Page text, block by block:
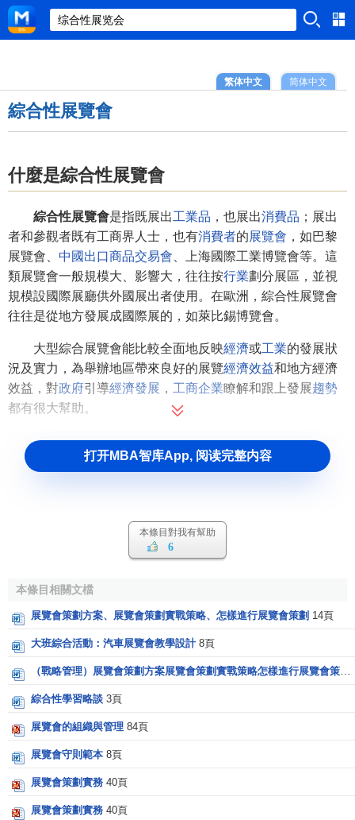
简体中文
繁体中文
綜合性展覽會
什麼是綜合性展覽會
綜合性展覽會是指既展出工業品 ，也展出消費品 ；展出
者和參觀者既有工商界人士，也有消費者的展覽會 ，如巴黎
展覽會、 中國出口商品交易會 、上海國際工業博覽會等。這
類展覽會一般規模大、影響大，往往按行業劃分展區，並視
規模設國際展廳供外國展出者使用。在歐洲，綜合性展覽會
往往是從地方發展成國際展的，如萊比錫博覽會。
大型綜合展覽會能比較全面地反映經濟或工業的發展狀
況及實力，為舉辦地區帶來良好的展覽經濟效益和地方經濟
效益，對政府引導經濟發展 ， 工商企業瞭解和跟上發展趨勢
都有很大幫助。
打开MBA智库App, 阅读完整内容
本條目對我有幫助
6
本條目相關文檔
展覽會策劃方案、展覽會策劃實戰策略、怎樣進行展覽會策劃 14頁
大班綜合活動：汽車展覽會教學設計 8頁
（戰略管理）展覽會策劃方案展覽會策劃實戰策略怎樣進行展覽會策劃
綜合性學習略談 3頁
展覽會的組織與管理 84頁
展覽會守則範本 8頁
展覽會策劃實務 40頁
展覽會策劃實務 40頁